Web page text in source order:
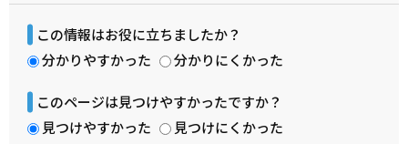
この情報はお役に立ちましたか？
分かりやすかった
分かりにくかった
このページは見つけやすかったですか？
見つけやすかった
見つけにくかった